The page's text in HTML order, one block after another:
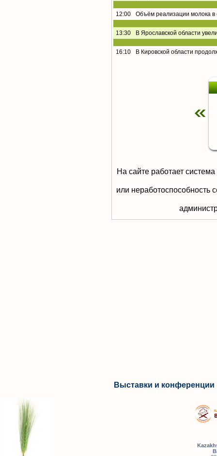
12:00 Объём реализации молока в
13:30 В Ярославской области
16:10 В Кировской области
На сайте работает
или неработоспособность
Выставки и конференции